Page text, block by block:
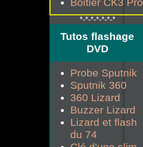
Boitier CK3 Pro
*-*-*-*-*-*-*
Tutos flashage
DVD
Probe Sputnik
Sputnik 360
360 Lizard
Buzzer Lizard
Lizard et flash
du 74